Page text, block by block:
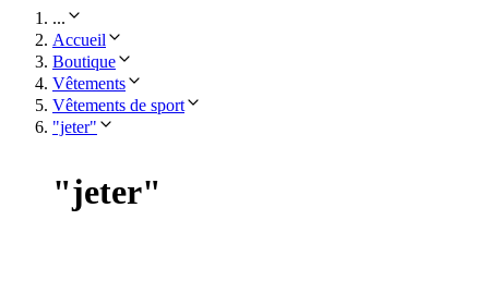
...
Accueil
Boutique
Vêtements
Vêtements de sport
"jeter"
"jeter"